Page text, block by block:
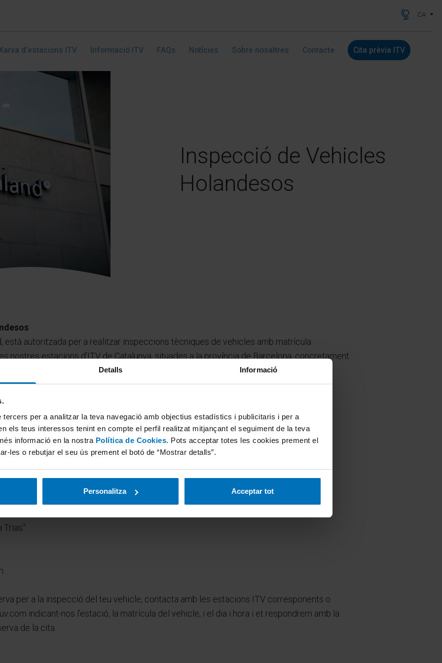
Detalls Informació
tercers per a analitzar la teva navegació amb objectius estadístics i publicitaris i per a
els teus interessos tenint en compte el perfil realitzat mitjançant el seguiment de la teva
informació en la nostra Política de Cookies. Pots acceptar totes les cookies prement el
les o rebutjar el seu ús prement el botó de “Mostrar detalls”.
Personalitza Acceptar tot
CA
d'estacions ITV Informació ITV FAQs Notícies Sobre nosaltres Contacte Cita prèvia ITV
Inspecció de Vehicles
Holandesos
està autoritzada per a realitzar inspeccions tècniques de vehicles amb matrícula
nostres estacions d'ITV de Catalunya, situades a la província de Barcelona, concretament
Les direccions són les següents:
Trias”
per a la inspecció del teu vehicle, contacta amb les estacions ITV corresponents o
indicant-nos l'estació, la matrícula del vehicle, i el dia i hora i et respondrem amb la
de la cita.